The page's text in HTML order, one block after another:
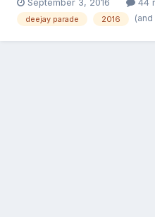
che non ho avuto il tempo di
Facebook non è stato ancora
September 3, 2016 44
deejay parade 2016